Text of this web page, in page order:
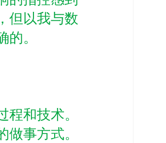
但以我与数
。
和技术。
事方式。